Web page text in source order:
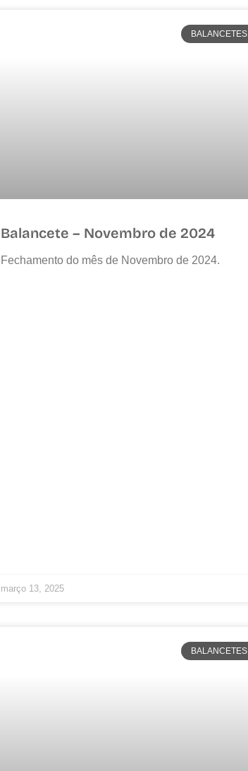
BALANCETES
Balancete – Novembro de 2024
Fechamento do mês de Novembro de 2024.
março 13, 2025
BALANCETES